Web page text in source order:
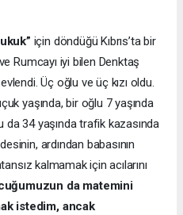
için döndüğü Kıbrıs’ta bir
Rumcayı iyi bilen Denktaş
evlendi. Üç oğlu ve üç kızı oldu.
yaşında, bir oğlu 7 yaşında
da 34 yaşında trafik kazasında
ardından babasının
kalmamak için acılarını
da matemini
istedim, ancak